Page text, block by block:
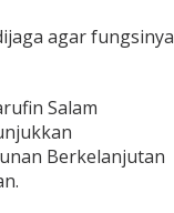
agar fungsinya
Salam
Berkelanjutan